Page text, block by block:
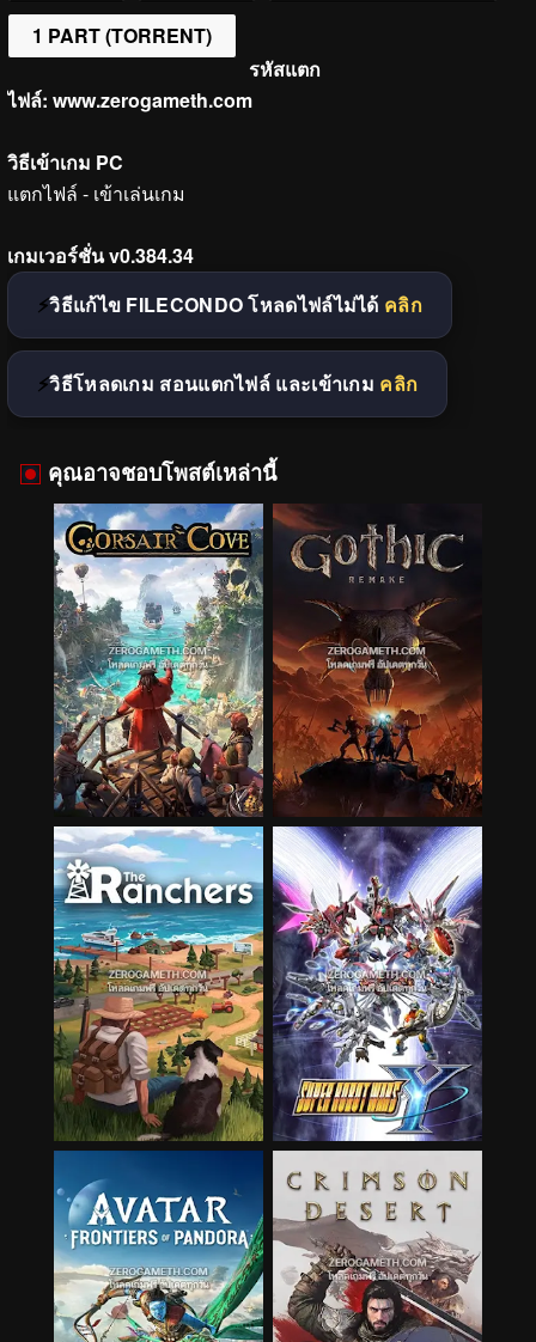
1 PART (TORRENT)
รหัสแตก
ไฟล์: www.zerogameth.com
วิธีเข้าเกม PC
แตกไฟล์ - เข้าเล่นเกม
เกมเวอร์ชั่น v0.384.34
วิธีแก้ไข FILECONDO โหลดไฟล์ไม่ได้ คลิก
วิธีโหลดเกม สอนแตกไฟล์ และเข้าเกม คลิก
คุณอาจชอบโพสต์เหล่านี้